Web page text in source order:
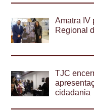
Amatra IV
Regional
TJC
cidadania